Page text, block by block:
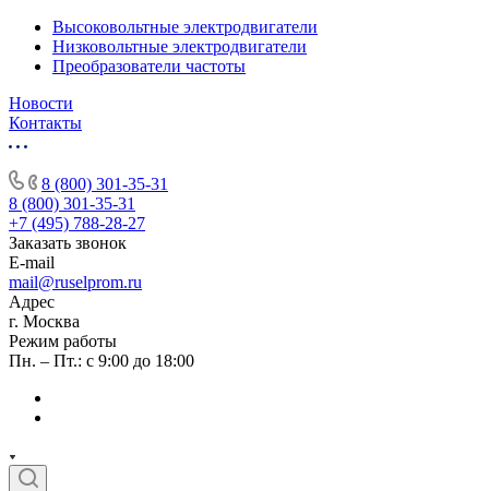
Высоковольтные электродвигатели
Низковольтные электродвигатели
Преобразователи частоты
Новости
Контакты
8 (800) 301-35-31
8 (800) 301-35-31
+7 (495) 788-28-27
Заказать звонок
E-mail
mail@ruselprom.ru
Адрес
г. Москва
Режим работы
Пн. – Пт.: с 9:00 до 18:00